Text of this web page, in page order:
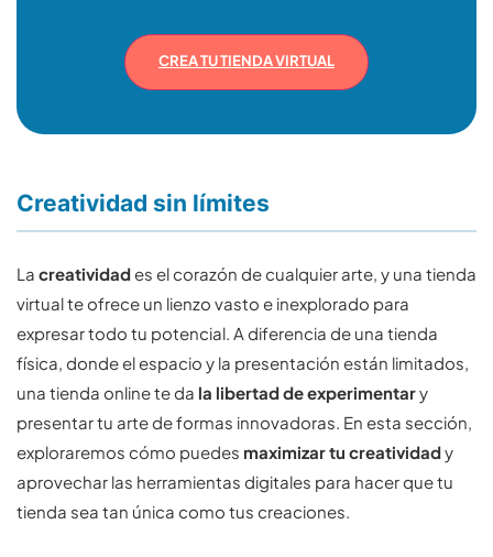
CREA TU TIENDA VIRTUAL
Creatividad sin límites
La creatividades el corazón de cualquier arte, y una tienda
virtual te ofrece un lienzo vasto e inexplorado para
expresar todo tu potencial. A diferencia de una tienda
física, donde el espacio y la presentación están limitados,
una tienda online te da la libertad de experimentary
presentar tu arte de formas innovadoras. En esta sección,
exploraremos cómo puedes maximizar tu creatividady
aprovechar las herramientas digitales para hacer que tu
tienda sea tan única como tus creaciones.